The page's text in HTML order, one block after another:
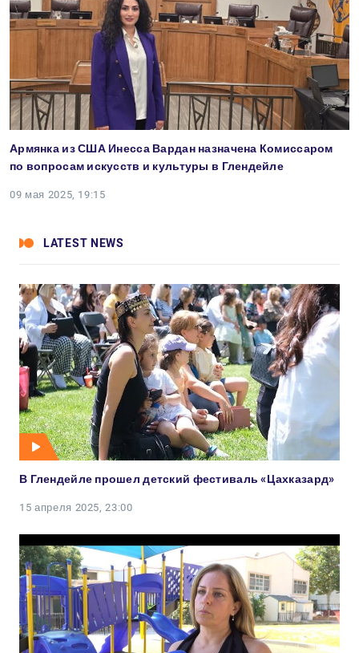
Армянка из США Инесса Вардан назначена Комиссаром
по вопросам искусств и культуры в Глендейле
09 мая 2025, 19:15
LATEST NEWS
В Глендейле прошел детский фестиваль «Цахказард»
15 апреля 2025, 23:00